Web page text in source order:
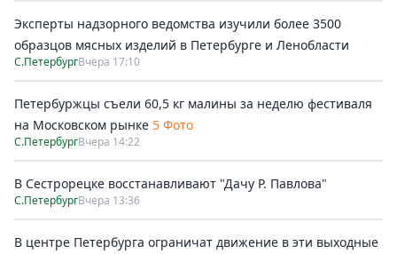
Эксперты надзорного ведомства изучили более 3500
образцов мясных изделий в Петербурге и Ленобласти
С.ПетербургВчера 17:10
Петербуржцы съели 60,5 кг малины за неделю фестиваля
на Московском рынке 5 Фото
С.ПетербургВчера 14:22
В Сестрорецке восстанавливают "Дачу Р. Павлова"
С.ПетербургВчера 13:36
В центре Петербурга ограничат движение в эти выходные